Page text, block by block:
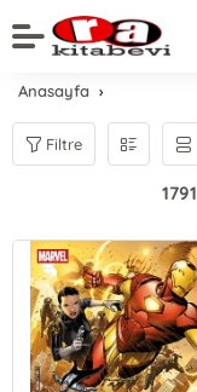
Anasayfa
Filtre
1791